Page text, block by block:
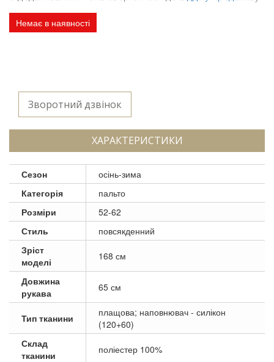
Немає в наявності
Зворотний дзвінок
ХАРАКТЕРИСТИКИ
Сезон
осінь-зима
Категорія
пальто
Розміри
52-62
Стиль
повсякденний
Зріст
моделі
168 см
Довжина
рукава
65 см
Тип тканини
плащова; наповнювач - силікон
(120+60)
Склад
тканини
поліестер 100%